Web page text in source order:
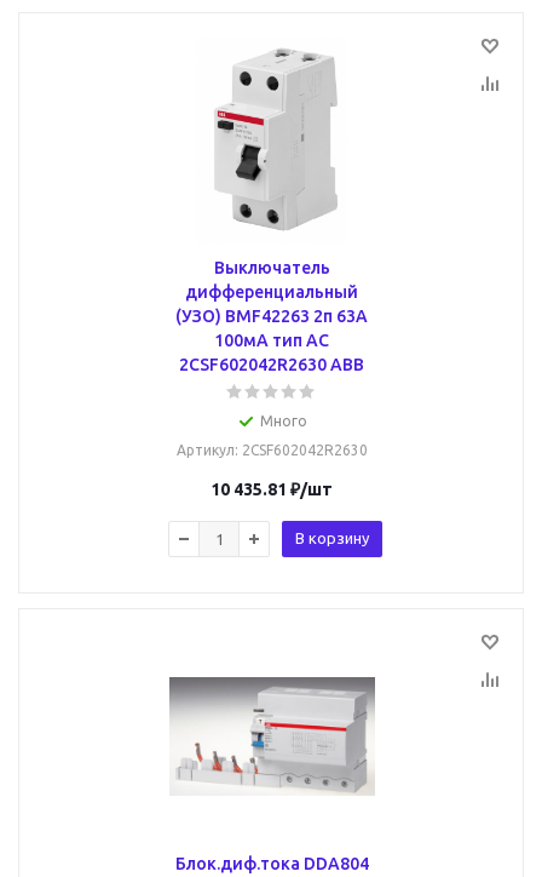
Выключатель
дифференциальный
(УЗО) BMF42263 2п 63А
100мA тип AC
2CSF602042R2630 ABB
Много
Артикул: 2CSF602042R2630
10 435.81 ₽/шт
В корзину
Блок.диф.тока DDA804